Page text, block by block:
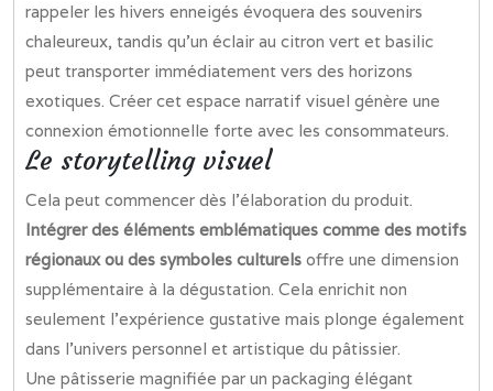
rappeler les hivers enneigés évoquera des souvenirs
chaleureux, tandis qu’un éclair au citron vert et basilic
peut transporter immédiatement vers des horizons
exotiques. Créer cet espace narratif visuel génère une
connexion émotionnelle forte avec les consommateurs.
Le storytelling visuel
Cela peut commencer dès l’élaboration du produit.
Intégrer des éléments emblématiques comme des motifs
régionaux ou des symboles culturels offre une dimension
supplémentaire à la dégustation. Cela enrichit non
seulement l’expérience gustative mais plonge également
dans l’univers personnel et artistique du pâtissier.
Une pâtisserie magnifiée par un packaging élégant